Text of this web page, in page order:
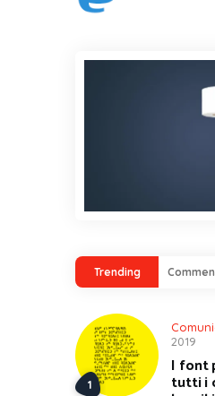
Trending
2019
I font
tutti i